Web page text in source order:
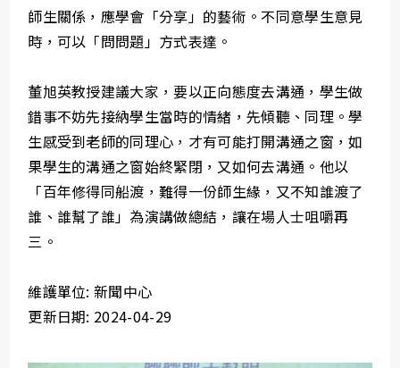
師生關係，應學會「分享」的藝術。不同意學生意見
時，可以「問問題」方式表達。
董旭英教授建議大家，要以正向態度去溝通，學生做
錯事不妨先接納學生當時的情緒，先傾聽、同理。學
生感受到老師的同理心，才有可能打開溝通之窗，如
果學生的溝通之窗始終緊閉，又如何去溝通。他以
「百年修得同船渡，難得一份師生緣，又不知誰渡了
誰、誰幫了誰」為演講做總結，讓在場人士咀嚼再
三。
維護單位: 新聞中心
更新日期: 2024-04-29